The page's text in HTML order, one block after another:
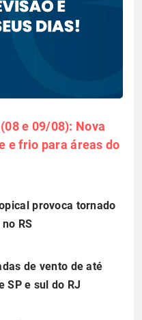
e 09/08): Nova
e frio para áreas do
provoca tornado
RS
de vento de até
SP e sul do RJ